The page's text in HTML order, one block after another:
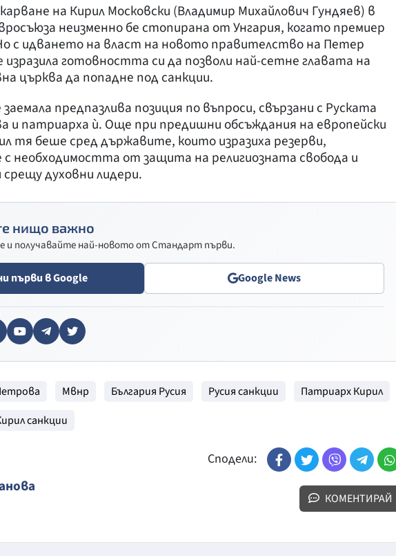
на Кирил Московски (Владимир Михайлович Гундяев) в
неизменно бе стопирана от Унгария, когато премиер
с идването на власт на новото правителство на Петер
готовността си да позволи най-сетне главата на
църква да попадне под санкции.
заемала предпазлива позиция по въпроси, свързани с Руската
и патриарха ѝ. Още при предишни обсъждания на европейски
тя беше сред държавите, които изразиха резерви,
с необходимостта от защита на религиозната свобода и
срещу духовни лидери.
нищо важно
и получавайте най-новото от Стандарт първи.
първи в Google Google News
Мвнр България Русия Русия санкции
Патриарх Кирил
санкции
Сподели:
КОМЕНТИРАЙ